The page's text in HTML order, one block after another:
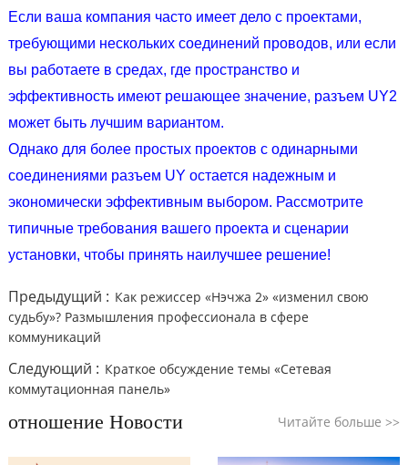
Если ваша компания часто имеет дело с проектами,
требующими нескольких соединений проводов, или если
вы работаете в средах, где пространство и
эффективность имеют решающее значение, разъем UY2
может быть лучшим вариантом.
Однако для более простых проектов с одинарными
соединениями разъем UY остается надежным и
экономически эффективным выбором. Рассмотрите
типичные требования вашего проекта и сценарии
установки, чтобы принять наилучшее решение!
Предыдущий : Как режиссер «Нэчжа 2» «изменил свою
судьбу»? Размышления профессионала в сфере
коммуникаций
Следующий : Краткое обсуждение темы «Сетевая
коммутационная панель»
отношение Новости Читайте больше>>